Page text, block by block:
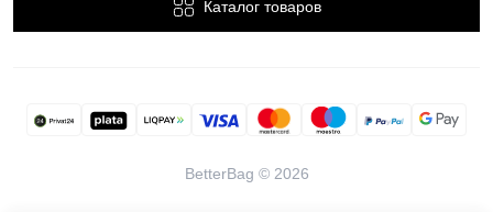
Каталог товаров
BetterBag © 2026